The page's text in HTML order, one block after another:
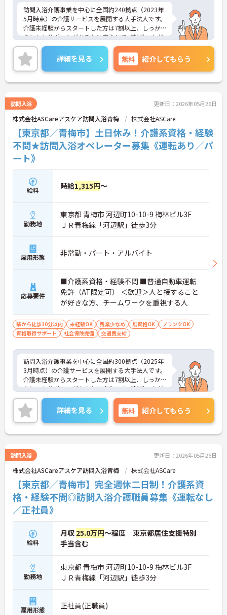
■ 安定収入を支える制度が充実？？
将来を見据えて働けます。
・「勤続手当」「経験手当」など長期勤務を評価
・早番・休日・当直など各種手当あり
・退職金制度（勤続3年以上）、社会保険完備
→ 安定した収入と安心感を両立できる職場です
訪問入浴介護事業を中心に全国約240拠点（2023年
5月時点）の介護サービスを展開する大手法人です。
介護未経験からスタートした方は7割以上、しっか
りとしたサポートがあるため安心してご就業いただ
けます。お風呂に入れなくて困っている方に、手を
差し伸べてあげられるとてもやりがいのあるお仕事
です。ご興味ある方には、面接対策ポイントなど、
さらに詳細をお話しいたしますのでお気軽にご相談
ください！
詳細を見る 無料 紹介してもらう
訪問入浴 更新日：2026年05月26日
株式会社ASCareアスケア訪問入浴青梅 株式会社ASCare
【東京都／青梅市】土日休み！介護系資格・経験
不問★訪問入浴オペレーター募集《運転あり／パ
ート》
給料 時給1,315円～
勤務地
東京都 青梅市 河辺町10-10-9 梅林ビル3F
ＪＲ青梅線「河辺駅」徒歩3分
雇用形態 非常勤・パート・アルバイト
応募要件
■介護系資格・経験不問 ■普通自動車運転
免許（AT限定可） ＜歓迎＞人と接すること
が好きな方、チームワークを重視する人
駅から徒歩10分以内 未経験OK 残業少なめ 無資格OK
ブランクOK
資格取得サポート
社会保険完備 交通費支給
訪問入浴介護事業を中心に全国約300拠点（2025年
3月時点）の介護サービスを展開する大手法人です。
介護未経験からスタートした方は7割以上、しっか
りとしたサポートがあるため安心してご就業いただ
けます。お風呂に入れなくて困っている方に、手を
差し伸べてあげられるとてもやりがいのあるお仕事
です。ご興味ある方には、面接対策ポイントなど、
さらに詳細をお話しいたしますのでお気軽にご相談
ください！
詳細を見る 無料 紹介してもらう
訪問入浴 更新日：2026年05月26日
株式会社ASCareアスケア訪問入浴青梅 株式会社ASCare
【東京都／青梅市】完全週休二日制！介護系資
格・経験不問◎訪問入浴介護職員募集《運転なし
／正社員》
給料
月収 25.0万円～程度 東京都居住支援特別
手当含む
勤務地
東京都 青梅市 河辺町10-10-9 梅林ビル3F
ＪＲ青梅線「河辺駅」徒歩3分
雇用形態 正社員(正職員)